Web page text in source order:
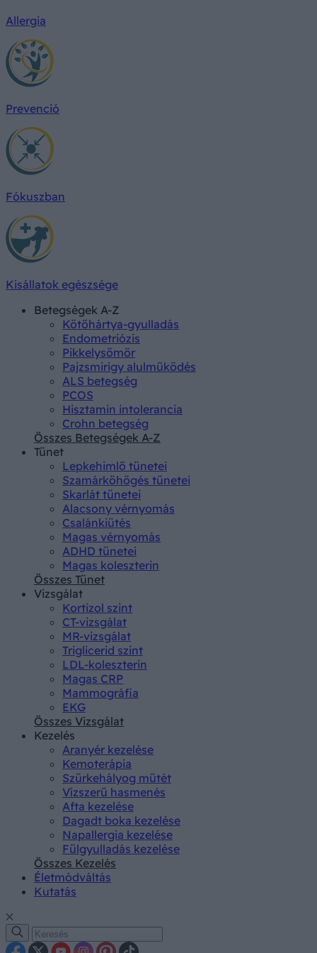
Allergia
Prevenció
Fókuszban
Kisállatok egészsége
Betegségek A-Z
Kötőhártya-gyulladás
Endometriózis
Pikkelysömör
Pajzsmirigy alulműködés
ALS betegség
PCOS
Hisztamin intolerancia
Crohn betegség
Összes Betegségek A-Z
Tünet
Lepkehimlő tünetei
Szamárköhögés tünetei
Skarlát tünetei
Alacsony vérnyomás
Csalánkiütés
Magas vérnyomás
ADHD tünetei
Magas koleszterin
Összes Tünet
Vizsgálat
Kortizol szint
CT-vizsgálat
MR-vizsgálat
Triglicerid szint
LDL-koleszterin
Magas CRP
Mammográfia
EKG
Összes Vizsgálat
Kezelés
Aranyér kezelése
Kemoterápia
Szürkehályog műtét
Vízszerű hasmenés
Afta kezelése
Dagadt boka kezelése
Napallergia kezelése
Fülgyulladás kezelése
Összes Kezelés
Életmódváltás
Kutatás